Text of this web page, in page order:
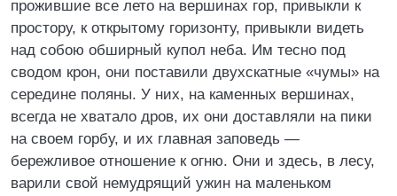
прожившие все лето на вершинах гор, привыкли к
простору, к открытому горизонту, привыкли видеть
над собою обширный купол неба. Им тесно под
сводом крон, они поставили двухскатные «чумы» на
середине поляны. У них, на каменных вершинах,
всегда не хватало дров, их они доставляли на пики
на своем горбу, и их главная заповедь —
бережливое отношение к огню. Они и здесь, в лесу,
варили свой немудрящий ужин на маленьком